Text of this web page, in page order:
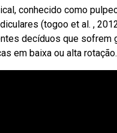
conhecido como
(togoo et al. ,
decíduos que
em baixa ou alta rotação.